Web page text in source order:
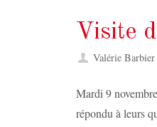
Visite
Valérie Barbier
Mardi 9
répondu à leurs